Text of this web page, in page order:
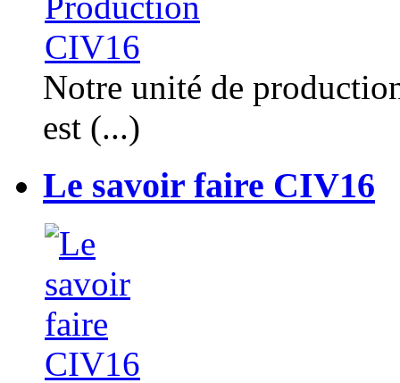
Notre unité de
est (...)
Le savoir faire CIV16